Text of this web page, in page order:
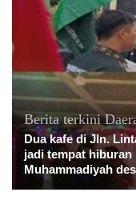
Berita terkini
Dua kafe di Jln.
jadi tempat hiburan
Muhammadiyah